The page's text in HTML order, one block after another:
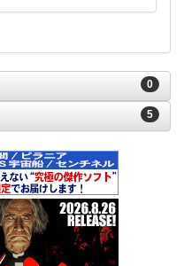
0
5